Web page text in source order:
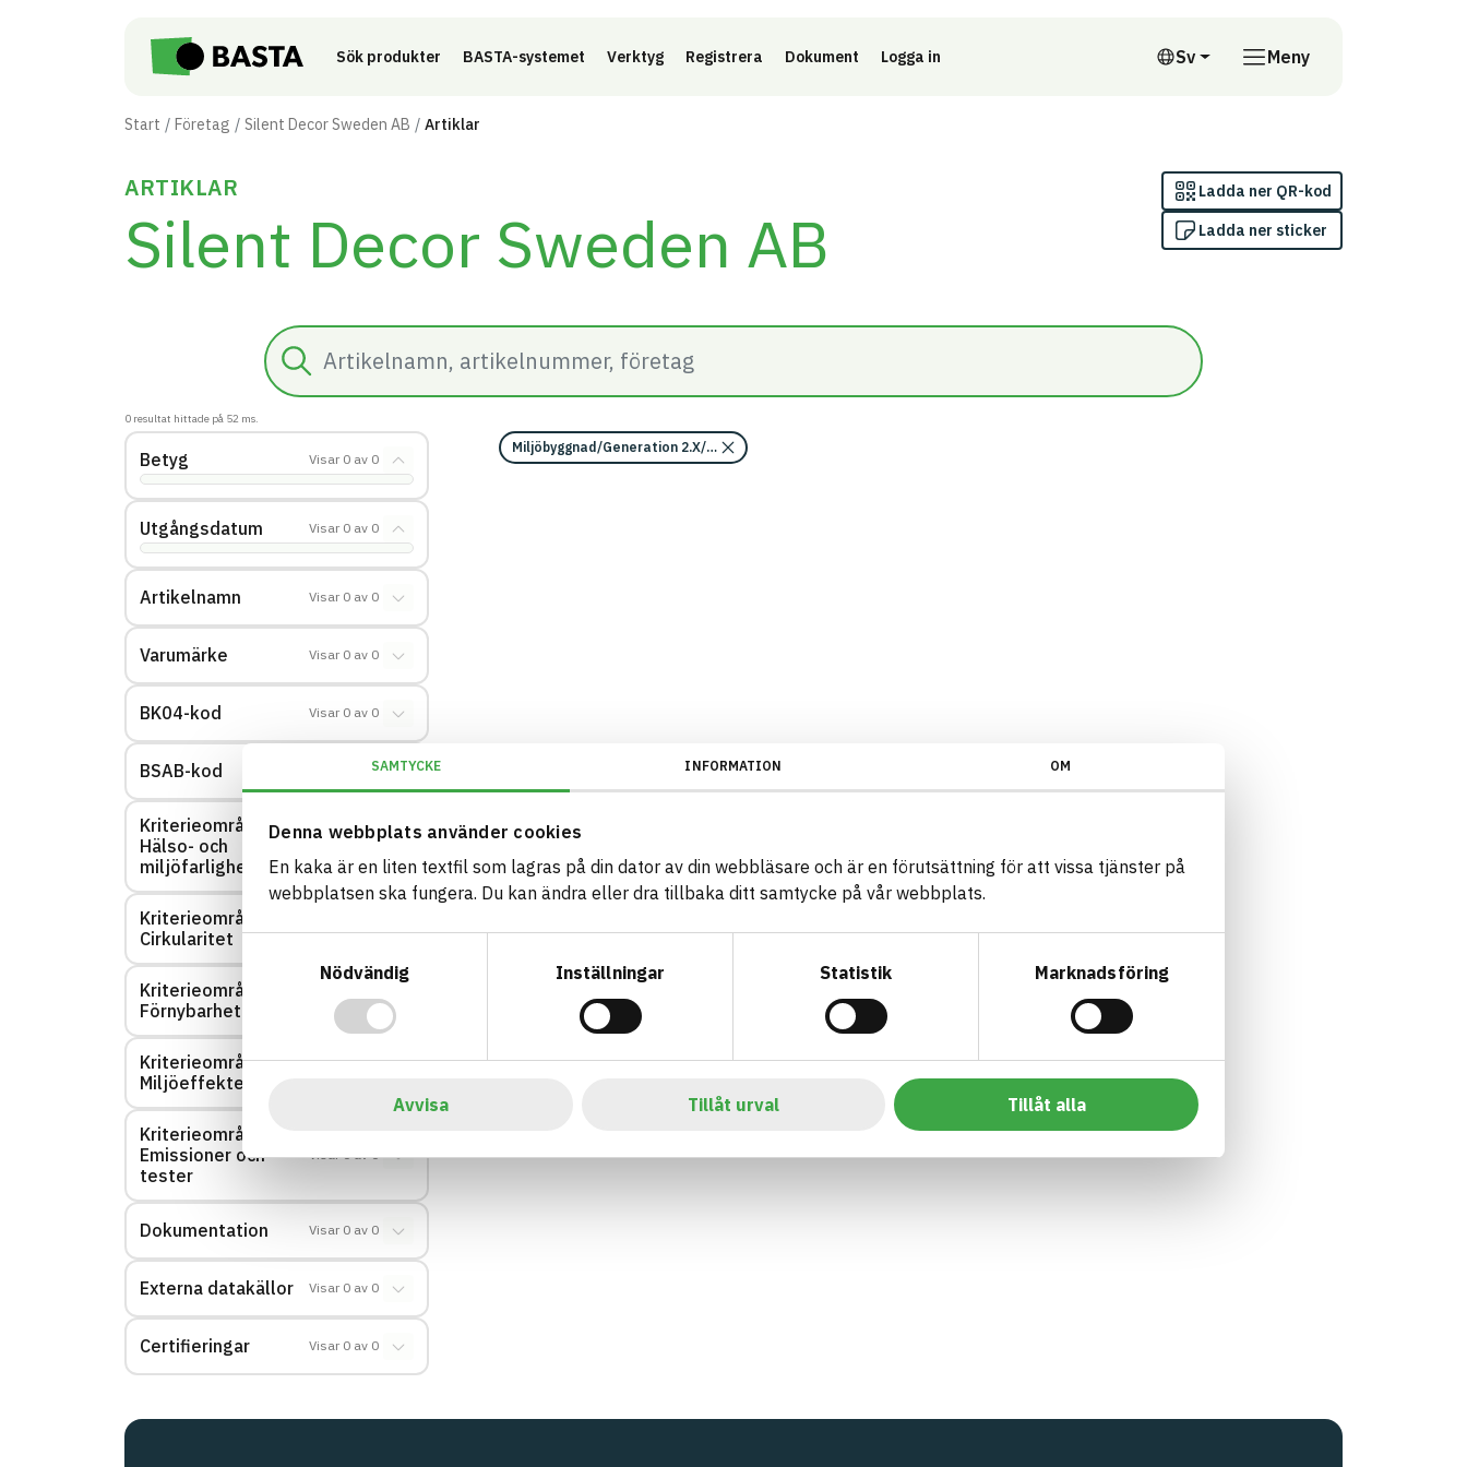
SAMTYCKE INFORMATION OM
Denna webbplats använder cookies
En kaka är en liten textfil som lagras på din dator av din webbläsare och är en förutsättning för att vissa tjänster på
webbplatsen ska fungera. Du kan ändra eller dra tillbaka ditt samtycke på vår webbplats.
Nödvändig
Inställningar Statistik Marknadsföring
Avvisa Tillåt urval Tillåt alla
Sök produkter BASTA-systemet Verktyg Registrera Dokument Logga in Sv
Svenska
Meny
Start Företag Silent Decor Sweden AB Artiklar
ARTIKLAR
Silent Decor Sweden AB
Ladda ner QR-kod
Ladda ner sticker
Sök
0 resultat hittade på 52 ms.
Betyg Visar 0 av 0
Utgångsdatum Visar 0 av 0
Artikelnamn Visar 0 av 0
Varumärke Visar 0 av 0
BK04-kod Visar 0 av 0
BSAB-kod 0
Kriterieområde:
Hälso- och
miljöfarlighet
0
Kriterieområde:
Cirkularitet
Kriterieområde:
Förnybarhet
0 av 0
Kriterieområde:
Miljöeffekter – EPD
Kriterieområde:
Emissioner och
tester
Visar 0 av 0
Dokumentation Visar 0 av 0
Externa datakällor Visar 0 av 0
Certifieringar Visar 0 av 0
Miljöbyggnad/Generation 2.X/Indikator 15 - Utfasning av farliga ämnen/Omfattas av indikatorn